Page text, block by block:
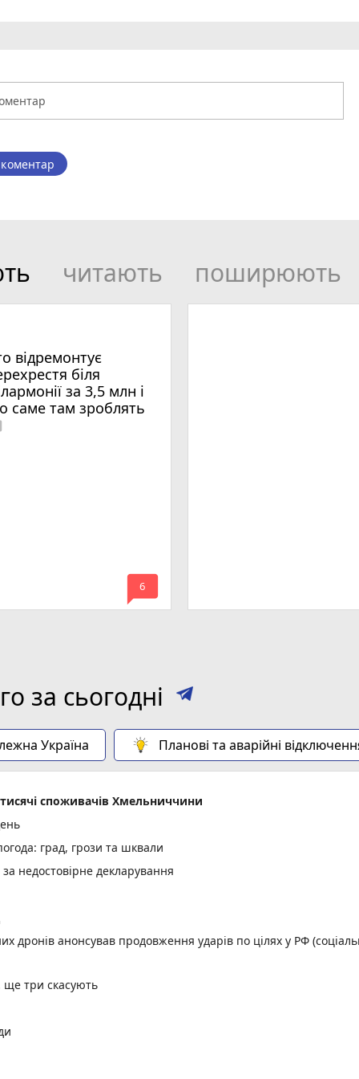
читають поширюють
відремонтує
біля
за 3,5 млн і
саме там зроблять
mode_comment
6
за сьогодні
Україна Планові та аварійні
споживачів Хмельниччини
град, грози та шквали
недостовірне декларування
дронів анонсував продовження ударів по цілях у РФ
ще три скасують
(ІМЕНА)